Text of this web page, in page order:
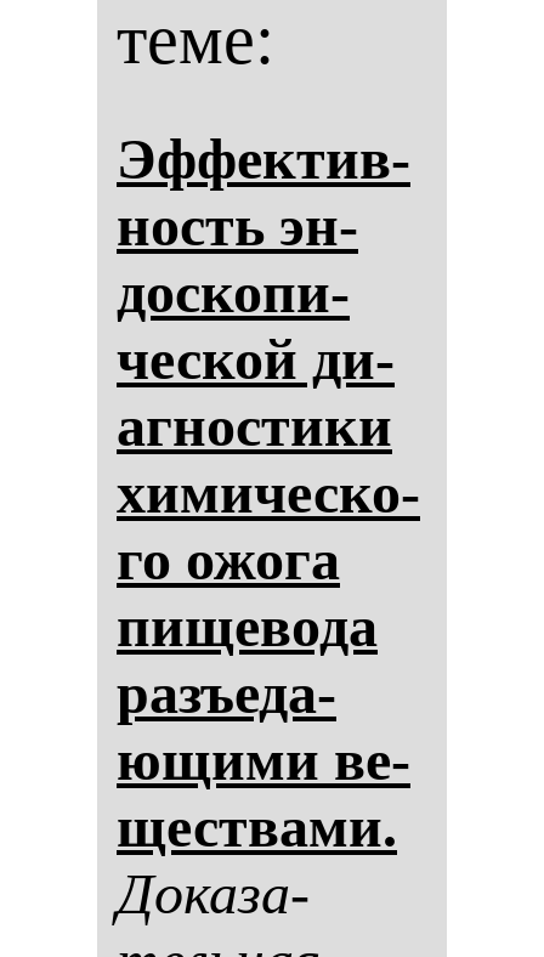
теме:
Эф­фек­тив­
ность эн­
дос­ко­пи­
чес­кой ди­
аг­нос­ти­ки
хи­ми­чес­ко­
го ожо­га
пи­ще­во­да
разъе­да­
ющи­ми ве­
щес­тва­ми.
До­ка­за­